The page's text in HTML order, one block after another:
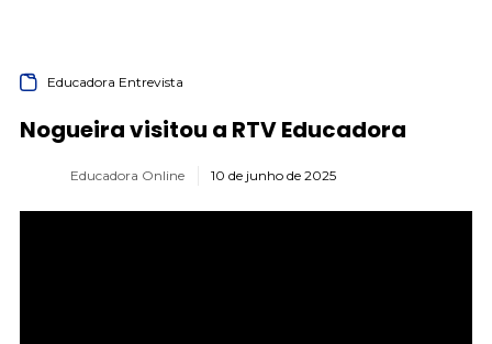
Educadora Entrevista
Nogueira visitou a RTV Educadora
Educadora Online 10 de junho de 2025